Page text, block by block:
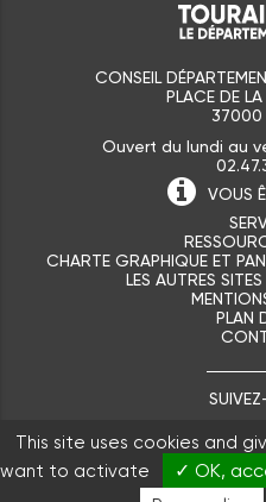
CONSEIL
PLACE DE
37000
Ouvert du lundi au
VOUS
CHARTE GRAPHIQUE ET
LES AUTRES
PLAN
This site uses cookies and
want to activate
✓ OK,